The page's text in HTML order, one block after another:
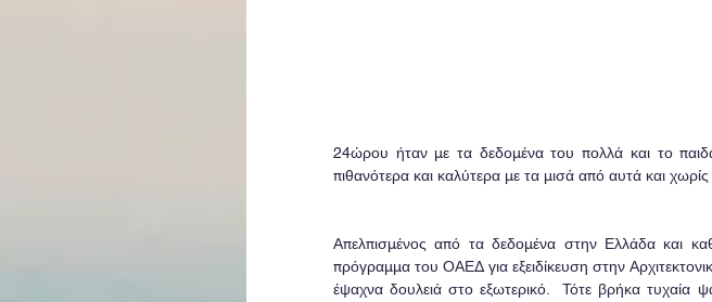
24ώρου ήταν με τα δεδομένα του πολλά και το
πιθανότερα και καλύτερα με τα μισά από αυτά και
Απελπισμένος από τα δεδομένα στην Ελλάδα και
πρόγραμμα του ΟΑΕΔ για εξειδίκευση στην
έψαχνα δουλειά στο εξωτερικό.  Τότε βρήκα τυχαία